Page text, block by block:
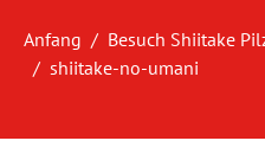
Anfang
Besuch Shiitake
shiitake-no-umani